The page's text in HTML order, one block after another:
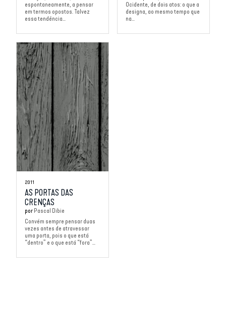
espontaneamente, a pensar
em termos opostos. Talvez
essa tendência...
Ocidente, de dois atos: o que a
designa, ao mesmo tempo que
na...
2011
AS PORTAS DAS
CRENÇAS
por Pascal Dibie
Convém sempre pensar duas
vezes antes de atravessar
uma porta, pois o que está
“dentro” e o que está “fora”...